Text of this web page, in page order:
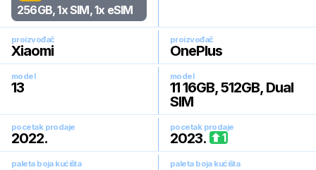
256GB, 1x SIM, 1x eSIM
proizvođač
Xiaomi
proizvođač
OnePlus
model
13
model
11 16GB, 512GB, Dual
SIM
pocetak prodaje
2022.
pocetak prodaje
2023. 1
paleta boja kućišta paleta boja kućišta